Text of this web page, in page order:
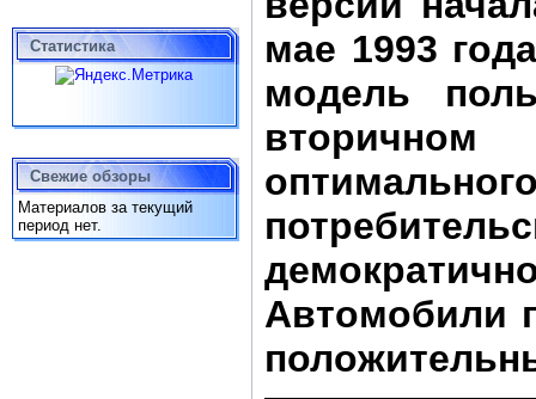
Статистика
Свежие обзоры
Материалов за текущий
период нет.
мае 1993
модель
Автомобили